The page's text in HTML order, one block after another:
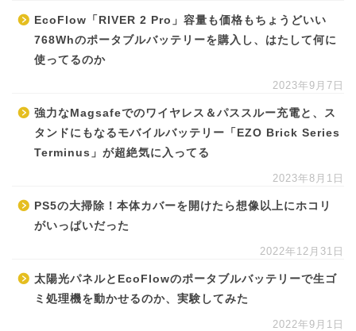
EcoFlow「RIVER 2 Pro」容量も価格もちょうどいい
768Whのポータブルバッテリーを購入し、はたして何に
使ってるのか
2023年9月7日
強力なMagsafeでのワイヤレス＆パススルー充電と、ス
タンドにもなるモバイルバッテリー「EZO Brick Series
Terminus」が超絶気に入ってる
2023年8月1日
PS5の大掃除！本体カバーを開けたら想像以上にホコリ
がいっぱいだった
2022年12月31日
太陽光パネルとEcoFlowのポータブルバッテリーで生ゴ
ミ処理機を動かせるのか、実験してみた
2022年9月1日